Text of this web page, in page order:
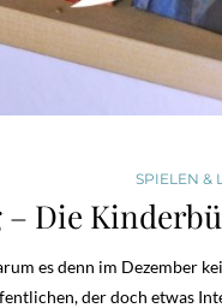
SPIELEN &
Die
es denn im Dezember
der doch etwas